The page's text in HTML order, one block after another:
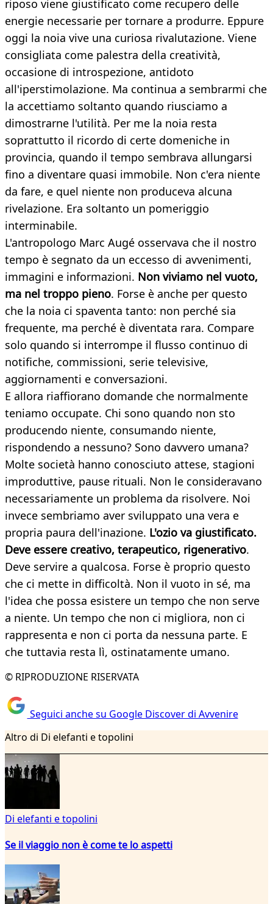
riposo viene giustificato come recupero delle
energie necessarie per tornare a produrre. Eppure
oggi la noia vive una curiosa rivalutazione. Viene
consigliata come palestra della creatività,
occasione di introspezione, antidoto
all'iperstimolazione. Ma continua a sembrarmi che
la accettiamo soltanto quando riusciamo a
dimostrarne l'utilità. Per me la noia resta
soprattutto il ricordo di certe domeniche in
provincia, quando il tempo sembrava allungarsi
fino a diventare quasi immobile. Non c'era niente
da fare, e quel niente non produceva alcuna
rivelazione. Era soltanto un pomeriggio
interminabile.
L'antropologo Marc Augé osservava che il nostro
tempo è segnato da un eccesso di avvenimenti,
immagini e informazioni. Non viviamo nel vuoto,
ma nel troppo pieno. Forse è anche per questo
che la noia ci spaventa tanto: non perché sia
frequente, ma perché è diventata rara. Compare
solo quando si interrompe il flusso continuo di
notifiche, commissioni, serie televisive,
aggiornamenti e conversazioni.
E allora riaffiorano domande che normalmente
teniamo occupate. Chi sono quando non sto
producendo niente, consumando niente,
rispondendo a nessuno? Sono davvero umana?
Molte società hanno conosciuto attese, stagioni
improduttive, pause rituali. Non le consideravano
necessariamente un problema da risolvere. Noi
invece sembriamo aver sviluppato una vera e
propria paura dell'inazione. L'ozio va giustificato.
Deve essere creativo, terapeutico, rigenerativo.
Deve servire a qualcosa. Forse è proprio questo
che ci mette in difficoltà. Non il vuoto in sé, ma
l'idea che possa esistere un tempo che non serve
a niente. Un tempo che non ci migliora, non ci
rappresenta e non ci porta da nessuna parte. E
che tuttavia resta lì, ostinatamente umano.
© RIPRODUZIONE RISERVATA
Seguici anche su Google Discover di Avvenire
Altro di Di elefanti e topolini
Di elefanti e topolini
Se il viaggio non è come te lo aspetti